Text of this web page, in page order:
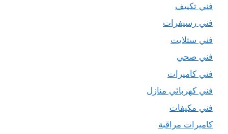
فني تكييف
فني رسيفرات
فني ستلايت
فني صحي
فني كاميرات
فني كهربائي منازل
فني مكيفات
كاميرات مراقبة